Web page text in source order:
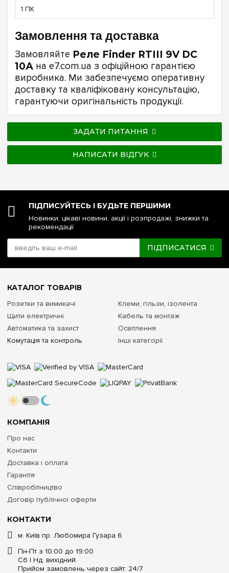
1 ПК
Замовлення та доставка
Замовляйте Реле Finder RTIII 9V DC
10А на e7.com.ua з офіційною гарантією
виробника. Ми забезпечуємо оперативну
доставку та кваліфіковану консультацію,
гарантуючи оригінальність продукції.
ЗАДАТИ ПИТАННЯ
НАПИСАТИ ВІДГУК
ПІДПИСУЙТЕСЬ І БУДЬТЕ ПЕРШИМИ
Новинки, цікаві новини, акції і розпродажі, знижки та
рекомендації
ПІДПИСАТИСЯ
КОНТАКТИ
м. Київ пр. Любомира Гузара 6
Пн-Пт з 10:00 до 19:00
Сб | Нд: вихідний
Прийом замовлень через сайт: 24/7
КОМПАНІЯ
Про нас
Контакти
Доставка і оплата
Гарантія
Співробітництво
Договір публічної оферти
КАТАЛОГ ТОВАРІВ
Розетки та вимикачі
Щити електричні
Автоматика та захист
Комутація та контроль
Клеми, гільзи, ізолента
Кабель та монтаж
Освітлення
Інші категорії